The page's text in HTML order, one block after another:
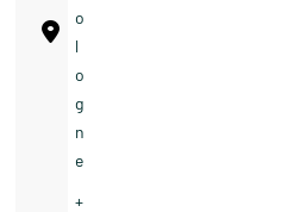
o
l
o
g
n
e
+